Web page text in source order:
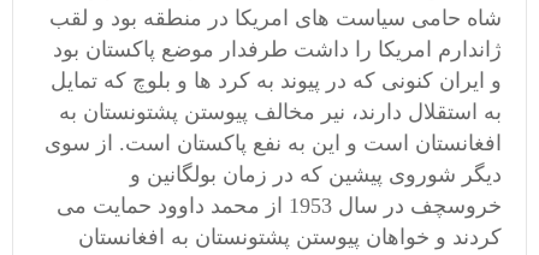
شاه حامی سیاست های امریکا در منطقه بود و لقب
ژاندارم امریکا را داشت طرفدار موضع پاکستان بود
و ایران کنونی که در پیوند به کرد ها و بلوچ که تمایل
به استقلال دارند، نیر مخالف پیوستن پشتونستان به
افغانستان است و این به نفع پاکستان است. از سوی
دیگر شوروی پیشین که در زمان بولگانین و
خروسچف در سال 1953 از محمد داوود حمایت می
کردند و خواهان پیوستن پشتونستان به افغانستان